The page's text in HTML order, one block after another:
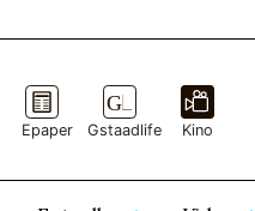
Epaper Gstaadlife Kino